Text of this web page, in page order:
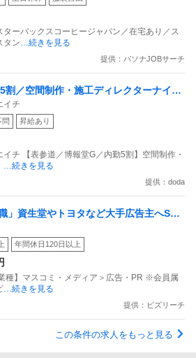
ターバックスコーヒージャパン／在宅あり／ス
タン…続きを見る
提供：パソナJOBサーチ
割／空間制作・施工ディレクターナイ
イチ
問 昇給あり
チ 【表参道／博報堂G／内勤5割】空間制作・
…続きを見る
提供：doda
」資生堂やトヨタなど大手広告主へSNS
年間休日120日以上
種】マスコミ・メディア＞広告・PR ※会員属
…続きを見る
提供：ビズリーチ
この条件の求人をもっと見る